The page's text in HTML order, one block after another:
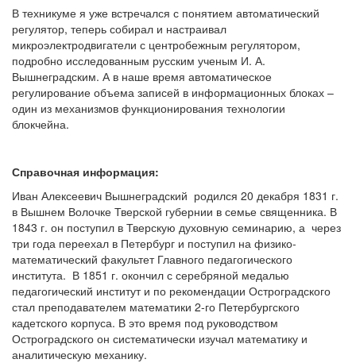
В техникуме я уже встречался с понятием автоматический
регулятор, теперь собирал и настраивал
микроэлектродвигатели с центробежным регулятором,
подробно исследованным русским ученым И. А.
Вышнеградским. А в наше время автоматическое
регулирование объема записей в информационных блоках –
один из механизмов функционирования технологии
блокчейна.
Справочная информация:
Иван Алексеевич Вышнеградский родился 20 декабря 1831 г.
в Вышнем Волочке Тверской губернии в семье священника. В
1843 г. он поступил в Тверскую духовную семинарию, а через
три года переехал в Петербург и поступил на физико-
математический факультет Главного педагогического
института. В 1851 г. окончил с серебряной медалью
педагогический институт и по рекомендации Остроградского
стал преподавателем математики 2-го Петербургского
кадетского корпуса. В это время под руководством
Остроградского он систематически изучал математику и
аналитическую механику.